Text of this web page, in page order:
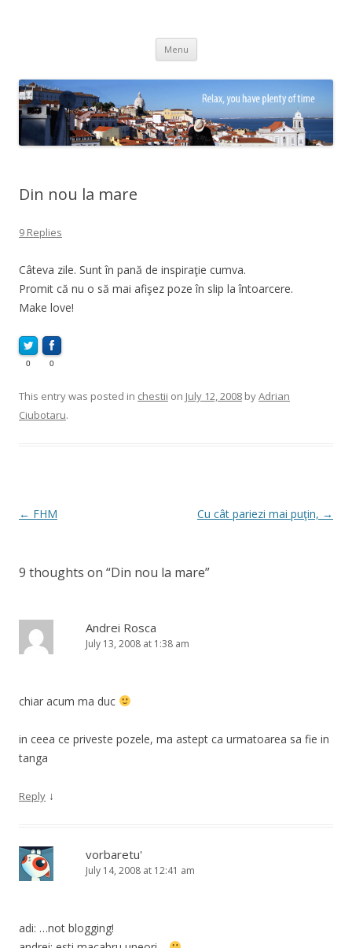
Menu Skip
content
Din nou la mare
9 Replies
Câteva zile. Sunt în pană de inspiraţie cumva.
Promit că nu o să mai afişez poze în slip la întoarcere.
Make love!
0 0
This entry was posted in chestii on July 12, 2008 byAdrian
Ciubotaru.
Post
← FHM Cu cât pariezi mai puţin, →
9 thoughts on “Din nou la mare”
Andrei Rosca
July 13, 2008 at 1:38 am
chiar acum ma duc
in ceea ce priveste pozele, ma astept ca urmatoarea sa fie in
tanga
Reply ↓
vorbaretu'
July 14, 2008 at 12:41 am
adi: …not blogging!